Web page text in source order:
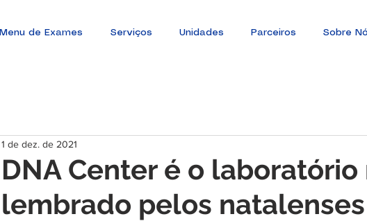
Menu de Exames Serviços Unidades Parceiros Sobre
DNA Center é o laboratório
lembrado pelos
1 de dez. de 2021